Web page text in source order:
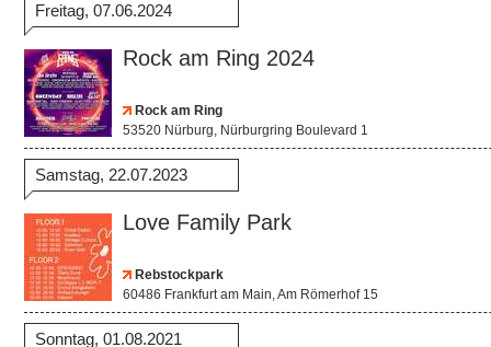
Freitag, 07.06.2024
Rock am Ring 2024
Rock am Ring
53520 Nürburg, Nürburgring Boulevard 1
Samstag, 22.07.2023
Love Family Park
Rebstockpark
60486 Frankfurt am Main, Am Römerhof 15
Sonntag, 01.08.2021